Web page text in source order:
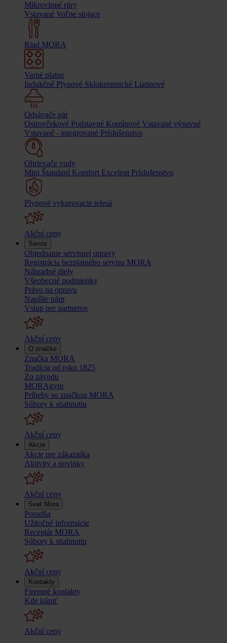
Mikrovlnné rúry
Vstavané Voľne stojace
Riad MORA
Varné platne
Indukčné Plynové Sklokeramické Liatinové
Odsávače pár
Ostrovčekové Podstavné Komínové Vstavané výsuvné
Vstavané - integrované Príslušenstvo
Ohrievače vody
Mini Štandard Komfort Excelent Príslušenstvo
Plynové vykurovacie telesá
Akční ceny
Servis
Objednanie servisnej opravy
Registrácia bezplatného servisu MORA
Náhradné diely
Všeobecné podmienky
Právo na opravu
Napíšte nám
Vstup pre partnerov
Akční ceny
O značke
Značka MORA
Tradícia od roku 1825
Zo závodu
MORAgym
Príbehy so značkou MORA
Súbory k stiahnutiu
Akční ceny
Akcie
Akcie pre zákazníka
Aktivity a novinky
Akční ceny
Svet Mora
Poradňa
Užitočné informácie
Receptár MORA
Súbory k stiahnutiu
Akční ceny
Kontakty
Firemné kontakty
Kde kúpiť
Akční ceny